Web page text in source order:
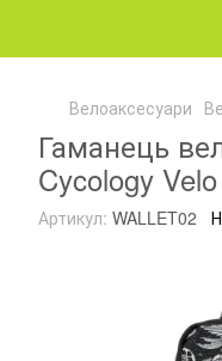
Велоаксесуари
Гаманець
Cycology
Артикул: WALLET02